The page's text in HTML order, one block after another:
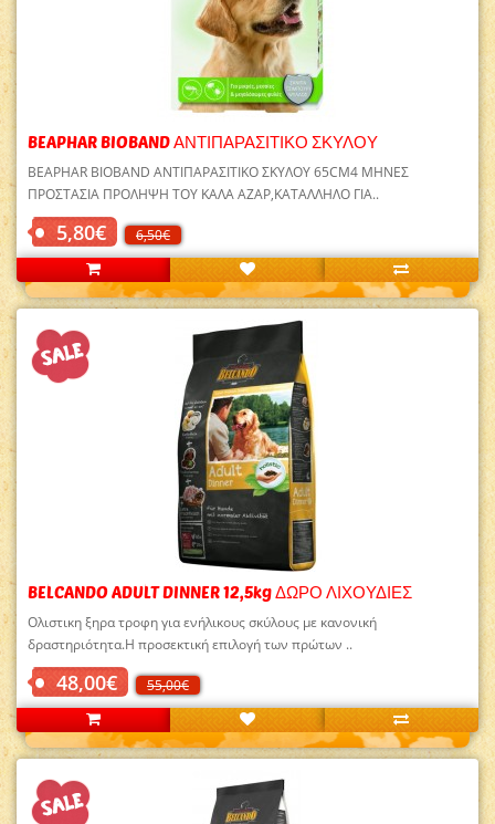
BEAPHAR BIOBAND ΑΝΤΙΠΑΡΑΣΙΤΙΚΟ ΣΚΥΛΟΥ
BEAPHAR BIOBAND ΑΝΤΙΠΑΡΑΣΙΤΙΚΟ ΣΚΥΛΟΥ 65CM4 ΜΗΝΕΣ
ΠΡΟΣΤΑΣΙΑ ΠΡΟΛΗΨΗ ΤΟΥ ΚΑΛΑ ΑΖΑΡ,ΚΑΤΑΛΛΗΛΟ ΓΙΑ..
5,80€ 6,50€
BELCANDO ADULT DINNER 12,5kg ΔΩΡΟ ΛΙΧΟΥΔΙΕΣ
Oλιστικη ξηρα τροφη για ενήλικους σκύλους με κανονική
δραστηριότητα.Η προσεκτική επιλογή των πρώτων ..
48,00€ 55,00€